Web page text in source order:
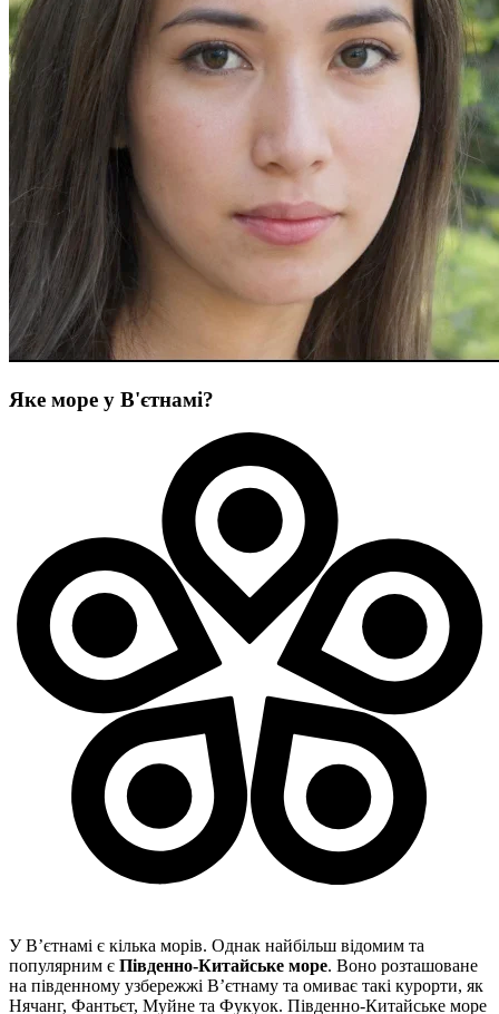
Яке море у В'єтнамі?
У В’єтнамі є кілька морів. Однак найбільш відомим та
популярним є Південно-Китайське море. Воно розташоване
на південному узбережжі В’єтнаму та омиває такі курорти, як
Нячанг, Фантьєт, Муйне та Фукуок. Південно-Китайське море